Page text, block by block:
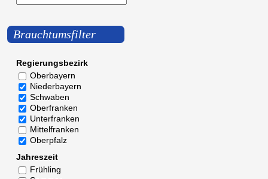
Brauchtumsfilter
Regierungsbezirk
Oberbayern
Niederbayern
Schwaben
Oberfranken
Unterfranken
Mittelfranken
Oberpfalz
Jahreszeit
Frühling